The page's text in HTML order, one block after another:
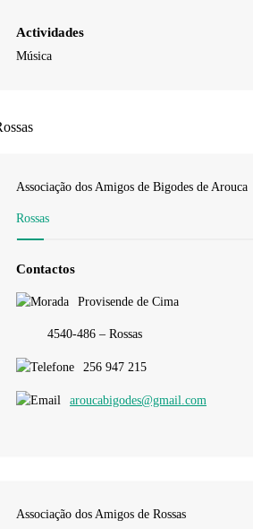
Actividades
Música
Associação dos Amigos de Bigodes de Arouca
Rossas
Contactos
Provisende de Cima
4540-486 – Rossas
256 947 215
aroucabigodes@gmail.com
Associação dos Amigos de Rossas